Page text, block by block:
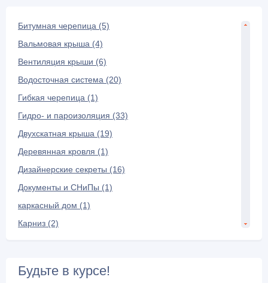
Битумная черепица (5)
Вальмовая крыша (4)
Вентиляция крыши (6)
Водосточная система (20)
Гибкая черепица (1)
Гидро- и пароизоляция (33)
Двухскатная крыша (19)
Деревянная кровля (1)
Дизайнерские секреты (16)
Документы и СНиПы (1)
каркасный дом (1)
Карниз (2)
Конек крыши (6)
Будьте в курсе!